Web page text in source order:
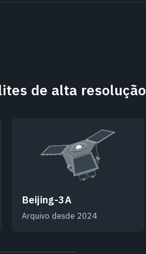
de alta resolução
Beijing-3A
Arquivo desde 2024